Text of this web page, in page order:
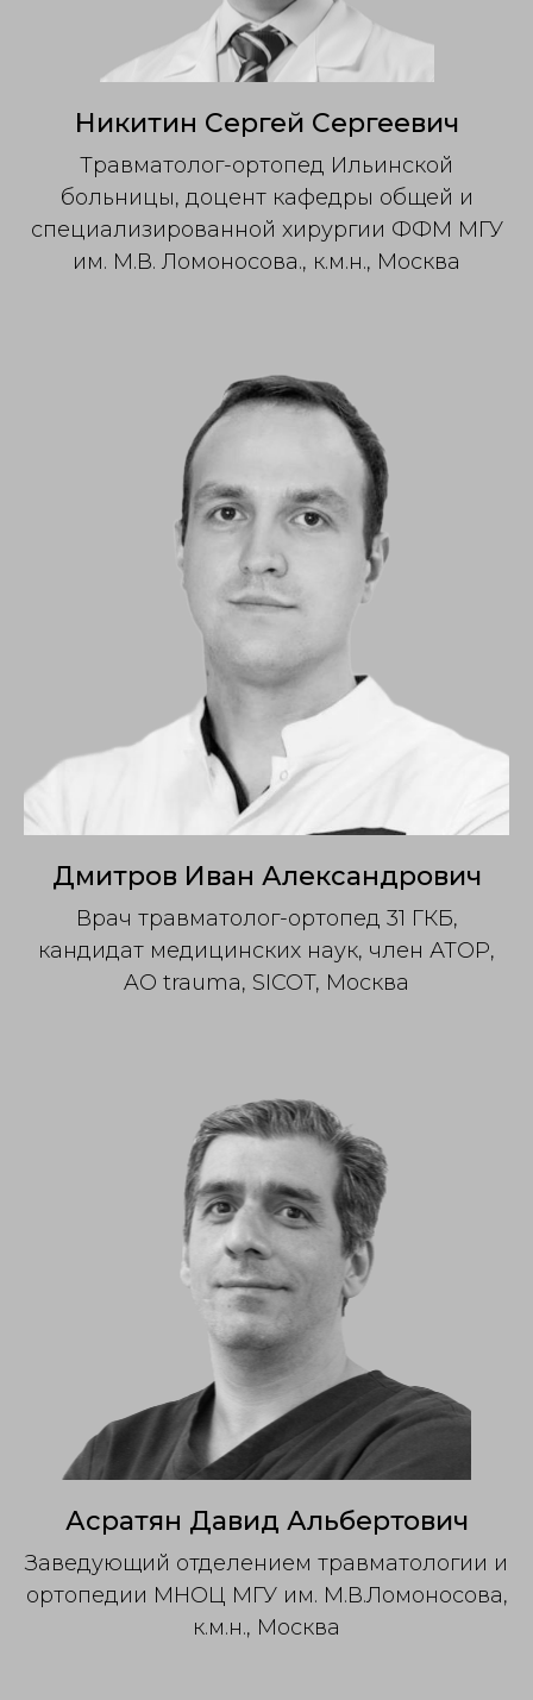
Никитин Сергей Сергеевич
Травматолог-ортопед Ильинской
больницы, доцент кафедры общей и
специализированной хирургии ФФМ МГУ
им. М.В. Ломоносова., к.м.н., Москва
Дмитров Иван Александрович
Врач травматолог-ортопед 31 ГКБ,
кандидат медицинских наук, член АТОР,
AO trauma, SICOT, Москва
Асратян Давид Альбертович
Заведующий отделением травматологии и
ортопедии МНОЦ МГУ им. М.В.Ломоносова,
к.м.н., Москва